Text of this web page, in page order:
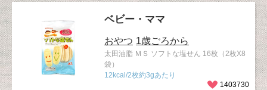
ベビー・ママ
おやつ 1歳ごろから
太田油脂 ＭＳ ソフトな塩せん 16枚（2枚X8
袋）
12kcal/2枚約3gあたり
1403730